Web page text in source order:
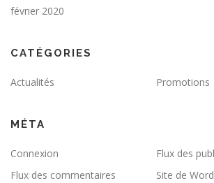
février 2020
CATÉGORIES
Actualités Promotions
MÉTA
Connexion
Flux des
Flux des commentaires
Site de